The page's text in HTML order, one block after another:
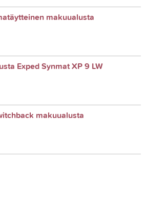
makuualusta
Exped Synmat XP 9 LW
makuualusta